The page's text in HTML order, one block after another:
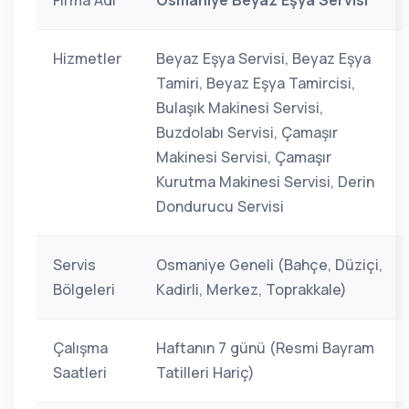
Hizmetler
Beyaz Eşya Servisi, Beyaz Eşya
Tamiri, Beyaz Eşya Tamircisi,
Bulaşık Makinesi Servisi,
Buzdolabı Servisi, Çamaşır
Makinesi Servisi, Çamaşır
Kurutma Makinesi Servisi, Derin
Dondurucu Servisi
Servis
Bölgeleri
Osmaniye Geneli (Bahçe, Düziçi,
Kadirli, Merkez, Toprakkale)
Çalışma
Saatleri
Haftanın 7 günü (Resmi Bayram
Tatilleri Hariç)